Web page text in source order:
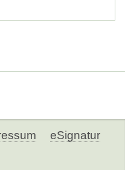
eSignatur